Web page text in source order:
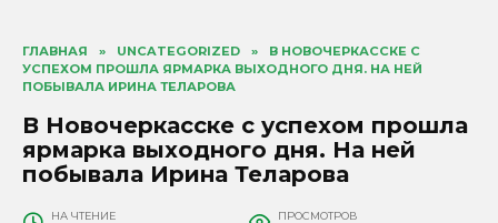
ГЛАВНАЯ » UNCATEGORIZED »
В НОВОЧЕРКАССКЕ С
УСПЕХОМ ПРОШЛА ЯРМАРКА ВЫХОДНОГО ДНЯ. НА НЕЙ
ПОБЫВАЛА ИРИНА ТЕЛАРОВА
В Новочеркасске с успехом прошла
ярмарка выходного дня. На ней
побывала Ирина Теларова
НА ЧТЕНИЕ ПРОСМОТРОВ